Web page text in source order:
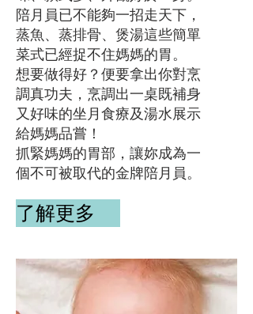
陪月員已不能夠一招走天下，
蒸魚、蒸排骨、煲湯這些簡單
菜式已經捉不住媽媽的胃。
想要做得好？便要拿出你對烹
調真功夫，烹調出一桌既補身
又好味的坐月食療及湯水展示
給媽媽品嘗！
抓緊媽媽的胃部，讓妳成為一
個不可被取代的金牌陪月員。
了解更多